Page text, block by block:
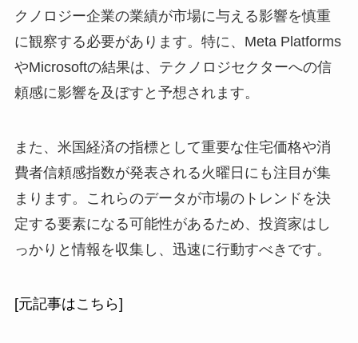
クノロジー企業の業績が市場に与える影響を慎重
に観察する必要があります。特に、Meta Platforms
やMicrosoftの結果は、テクノロジセクターへの信
頼感に影響を及ぼすと予想されます。
また、米国経済の指標として重要な住宅価格や消
費者信頼感指数が発表される火曜日にも注目が集
まります。これらのデータが市場のトレンドを決
定する要素になる可能性があるため、投資家はし
っかりと情報を収集し、迅速に行動すべきです。
[元記事はこちら]